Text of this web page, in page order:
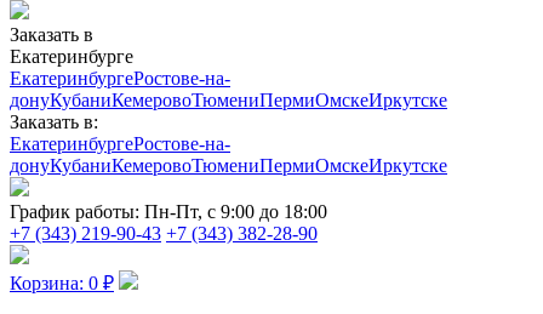
Заказать в
Екатеринбурге
ЕкатеринбургеРостове-на-
донуКубаниКемеровоТюмениПермиОмскеИркутске
Заказать в:
ЕкатеринбургеРостове-на-
донуКубаниКемеровоТюмениПермиОмскеИркутске
График работы: Пн-Пт, с 9:00 до 18:00
+7 (343) 219-90-43 +7 (343) 382-28-90
Корзина: 0 ₽